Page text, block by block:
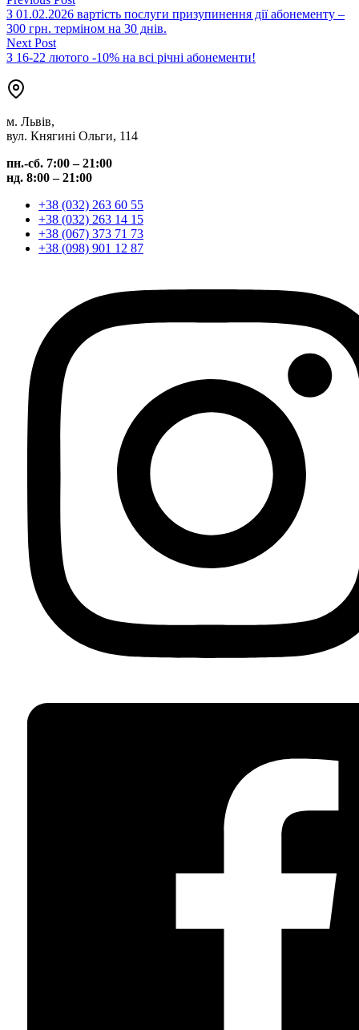
записів
post:
З 01.02.2026 вартість послуги призупинення дії абонементу –
300 грн. терміном на 30 днів.
Next PostNext
post:
З 16-22 лютого -10% на всі річні абонементи!
м. Львів,
вул. Княгині Ольги, 114
пн.-сб. 7:00 – 21:00
нд. 8:00 – 21:00
+38 (032) 263 60 55
+38 (032) 263 14 15
+38 (067) 373 71 73
+38 (098) 901 12 87